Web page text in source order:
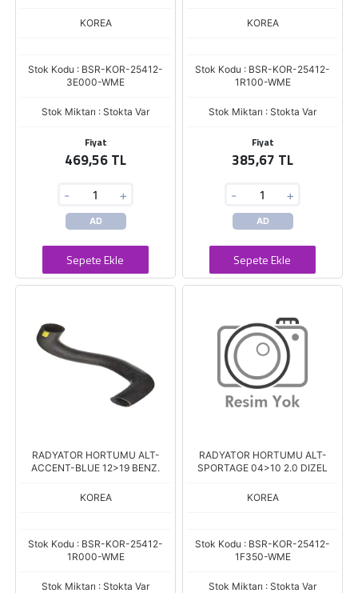
KOREA
Stok Kodu : BSR-KOR-25412-
3E000-WME
Stok Miktarı : Stokta Var
Fiyat
469,56 TL
- +
AD
Sepete Ekle
KOREA
Stok Kodu : BSR-KOR-25412-
1R100-WME
Stok Miktarı : Stokta Var
Fiyat
385,67 TL
- +
AD
Sepete Ekle
RADYATOR HORTUMU ALT-
ACCENT-BLUE 12>19 BENZ.
KOREA
Stok Kodu : BSR-KOR-25412-
1R000-WME
Stok Miktarı : Stokta Var
RADYATOR HORTUMU ALT-
SPORTAGE 04>10 2.0 DIZEL
KOREA
Stok Kodu : BSR-KOR-25412-
1F350-WME
Stok Miktarı : Stokta Var